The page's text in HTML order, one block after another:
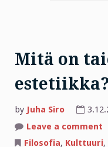
Mitä on
by Juha Siro
Leave a comment
Filosofia, Kulttuuri,